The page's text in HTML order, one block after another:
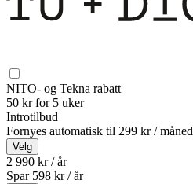
NITO- og Tekna rabatt
50 kr for 5 uker
Introtilbud
Fornyes automatisk til 299 kr / måned
Velg
2 990 kr / år
Spar 598 kr /år